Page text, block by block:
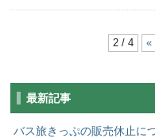
2 / 4 «
最新記事
バス旅きっぷの販売休止に